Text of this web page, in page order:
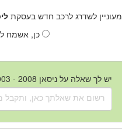
מעוניין לשדרג לרכב חדש בעסקת
כן, אשמח
יש לך שאלה על ניסאן 350z 2003 - 2008 יד שנייה?